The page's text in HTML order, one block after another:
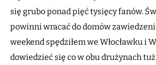
się grubo ponad pięć tysięcy fanów.
powinni wracać do domów
weekend spędziłem we Włocławku i
dowiedzieć się co w obu drużynach